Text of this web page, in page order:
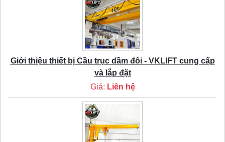
Giới thiệu thiết bị Cầu trục dầm đôi - VKLIFT cung cấp
và lắp đặt
Giá: Liên hệ